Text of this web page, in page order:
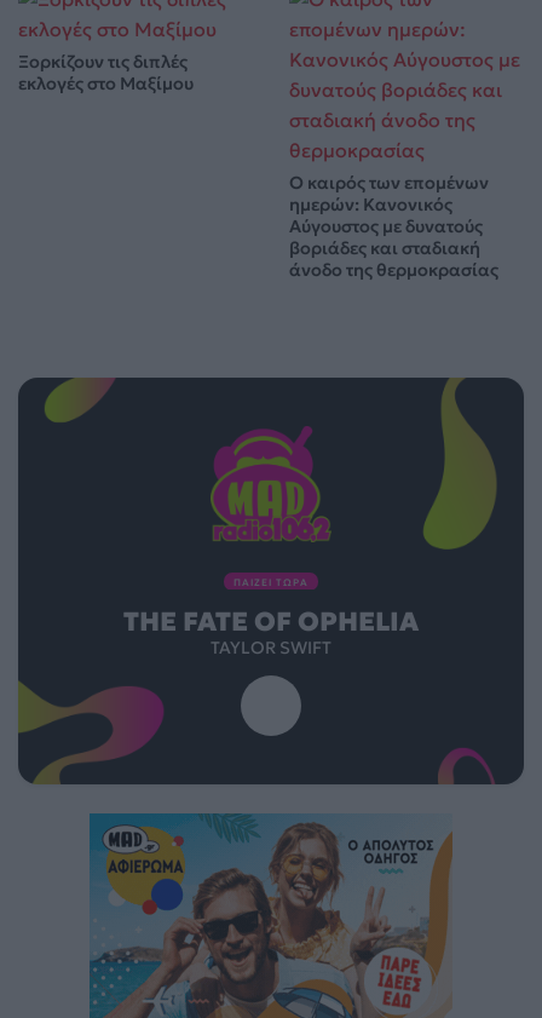
Ξορκίζουν τις διπλές
εκλογές στο Μαξίμου
Ο καιρός των επομένων
ημερών: Κανονικός
Αύγουστος με δυνατούς
βοριάδες και σταδιακή
άνοδο της θερμοκρασίας
ΠΑΙΖΕΙ ΤΩΡΑ
THE FATE OF OPHELIA
TAYLOR SWIFT